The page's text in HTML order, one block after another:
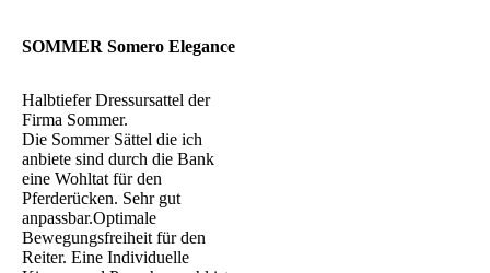
SOMMER Somero Elegance
Halbtiefer Dressursattel der
Firma Sommer.
Die Sommer Sättel die ich
anbiete sind durch die Bank
eine Wohltat für den
Pferderücken. Sehr gut
anpassbar.Optimale
Bewegungsfreiheit für den
Reiter. Eine Individuelle